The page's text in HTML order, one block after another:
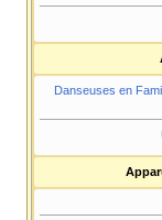
Danseuses en